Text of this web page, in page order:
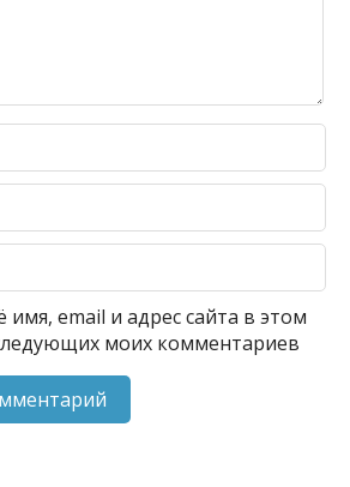
имя, email и адрес сайта в этом
моих комментариев